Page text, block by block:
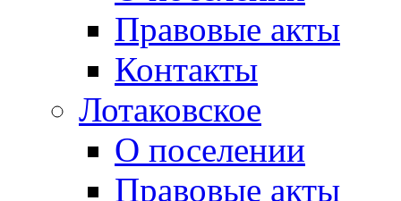
Правовые акты
Контакты
Лотаковское
О поселении
Правовые акты